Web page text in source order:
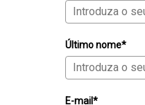
Último nome*
E-mail*